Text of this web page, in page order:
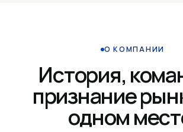
О КОМПАНИИ
История,
признание
одном